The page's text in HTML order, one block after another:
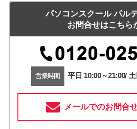
パソコンスクール パル
お問合せはこちら
営業時間 平日 10:00～21:00/
メールでのお問合